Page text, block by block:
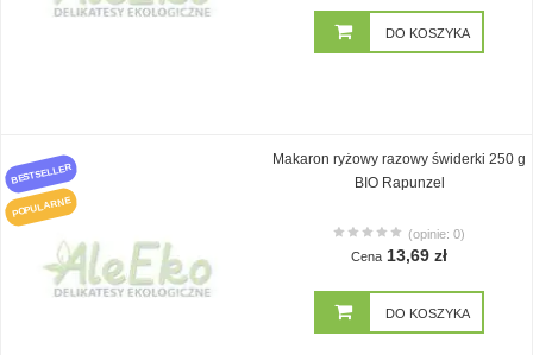
DO KOSZYKA
BESTSELLER
POPULARNE
Makaron ryżowy razowy świderki 250 g
BIO Rapunzel
(opinie: 0)
Cena 13,69 zł
DO KOSZYKA